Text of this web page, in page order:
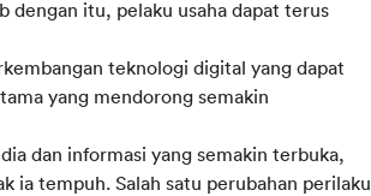
dengan itu, pelaku usaha dapat terus
teknologi digital yang dapat
yang mendorong semakin
dan informasi yang semakin terbuka,
ia tempuh. Salah satu perubahan perilaku